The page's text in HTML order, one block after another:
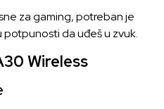
za gaming, potreban je
potpunosti da uđeš u zvuk.
Wireless